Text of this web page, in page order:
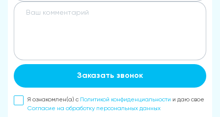
Заказать звонок
Я ознакомлен(а) с Политикой конфиденциальности и даю свое
Согласие на обработку персональных данных